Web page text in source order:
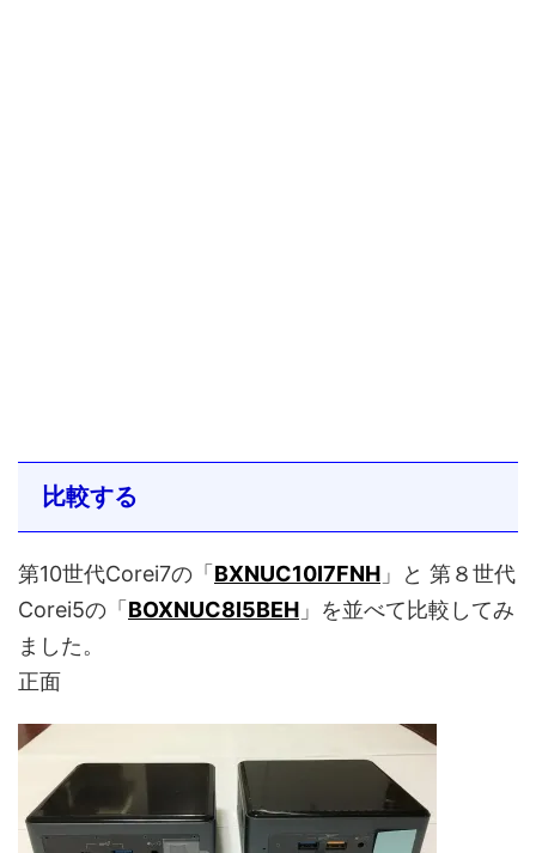
比較する
第10世代Corei7の「 BXNUC10I7FNH 」と 第８世代
Corei5の「 BOXNUC8I5BEH 」を並べて比較してみ
ました。
正面